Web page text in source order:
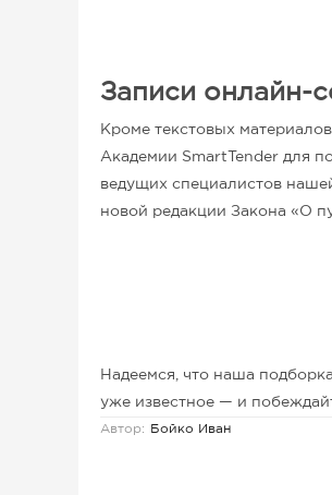
Записи онлайн-
Кроме текстовых
Академии SmartTender для
ведущих специалистов
новой редакции Закона «О
Надеемся, что наша
уже известное — и
Автор: Бойко Иван